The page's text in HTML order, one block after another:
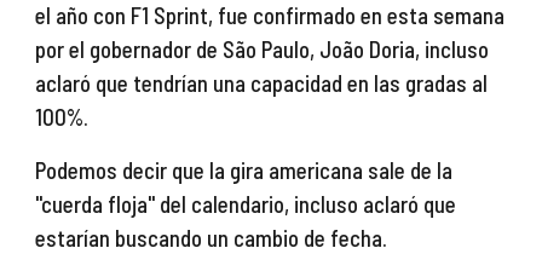
el año con F1 Sprint, fue confirmado en esta semana
por el gobernador de São Paulo, João Doria, incluso
aclaró que tendrían una capacidad en las gradas al
100%.
Podemos decir que la gira americana sale de la
"cuerda floja" del calendario, incluso aclaró que
estarían buscando un cambio de fecha.